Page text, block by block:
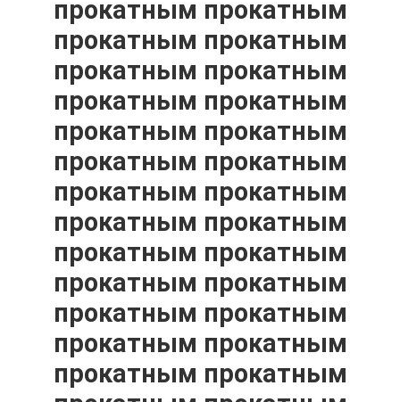
СВЯЖИТЕСЬ
СПРОСИТЕ
ЦИТАТУ
КАРТА
САЙТА
PRIVACY
POLICY
прокатным прокатным
прокатным прокатным
прокатным прокатным
прокатным прокатным
прокатным прокатным
прокатным прокатным
прокатным прокатным
прокатным прокатным
прокатным прокатным
прокатным прокатным
прокатным прокатным
прокатным прокатным
прокатным прокатным